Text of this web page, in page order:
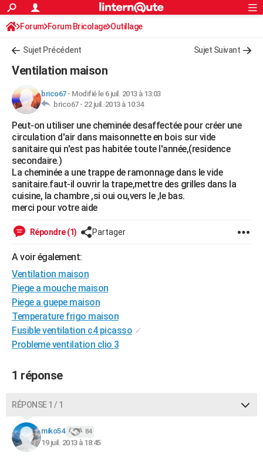
ACTUALITÉS
Politique
Société
Faits Divers
Education
Monde
Villes
+
Retraite
Impôts
Epargne
Immobilier
Risques naturels par ville
Banque
Assurance
Crédit
AUTO
Essais
Réserver un essai
Citadines
Berlines
SUV
Forum auto
+HIGH-TECH
Mobiles
Meilleur smartphone
Internet
Ordinateurs
Jeux vidéo
Guide high-tech
+BRICOLAGE
Forum
Aménagement intérieur
Extérieur
Cuisine
Salle de bains
Jardinage
Rangement
WEEK-END
Guides de France
Escapades
Patrimoine
Expositions
Musées
Week-end nature
LIFESTYLE
Art de vivre
Bien-être
Loisirs
Mode
Modes de vie
SANTE
VOYAGE
Destinations
City break
Voyage nature
Voyage de noces
Forum
Climat
+PHOTO
GUIDES D'ACHAT
BONS PLANS
CARTE DE VOEUX
Carte de Noël
Carte Bonne année
Carte Saint-Valentin
Carte Pâques
Carte d'anniversaire
DICTIONNAIRE
S'inscrire
Se connecter
Lycées
Collèges
Primaires
Universités
Entreprises
Service militaire
Avis de recherche
AVIS DE DÉCÈS
S'inscrire
Connexion
Forum Forum Bricolage Outillage
Sujet Précédent Sujet Suivant
Ventilation maison
brico67- Modifié le 6 juil. 2013 à 13:03
brico67 - 22 juil. 2013 à 10:34
Peut-on utiliser une cheminée desaffectée pour créer une
circulation d'air dans maisonnette en bois sur vide
sanitaire qui n'est pas habitée toute l'année,(residence
secondaire.)
La cheminée a une trappe de ramonnage dans le vide
sanitaire.faut-il ouvrir la trape,mettre des grilles dans la
cuisine, la chambre ,si oui ou,vers le ,le bas.
merci pour votre aide
Répondre (1) Partager
A voir également:
Ventilation maison
Piege a mouche maison
Piege a guepe maison
Temperature frigo maison
Fusible ventilation c4 picasso ✓
Probleme ventilation clio 3
1 réponse
RÉPONSE 1 / 1
miko54 84
19 juil. 2013 à 18:45